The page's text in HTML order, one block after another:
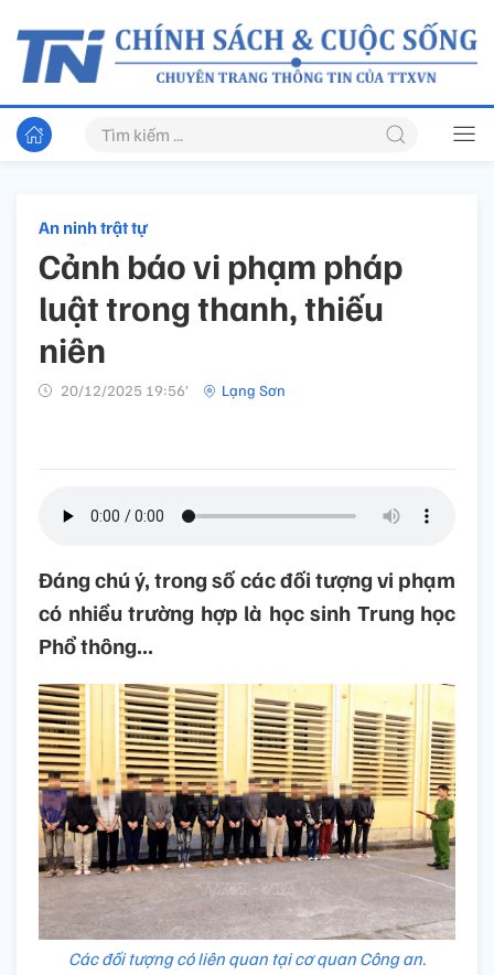
An ninh trật tự
Cảnh báo vi phạm pháp
luật trong thanh, thiếu
niên
20/12/2025 19:56’ Lạng Sơn
Đáng chú ý, trong số các đối tượng vi phạm
có nhiều trường hợp là học sinh Trung học
Phổ thông...
Các đối tượng có liên quan tại cơ quan Công an.